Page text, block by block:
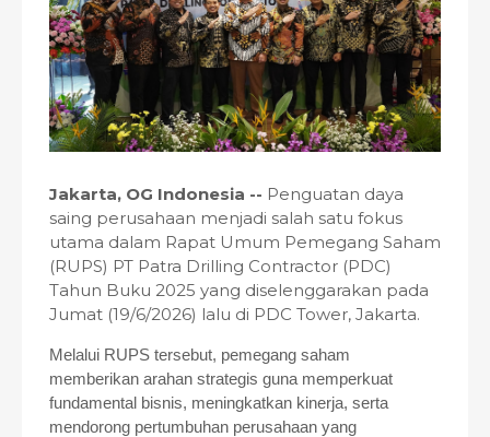
Jakarta, OG Indonesia -- Penguatan daya
saing perusahaan menjadi salah satu fokus
utama dalam Rapat Umum Pemegang Saham
(RUPS) PT Patra Drilling Contractor (PDC)
Tahun Buku 2025 yang diselenggarakan pada
Jumat (19/6/2026) lalu di PDC Tower, Jakarta.
Melalui RUPS tersebut, pemegang saham
memberikan arahan strategis guna memperkuat
fundamental bisnis, meningkatkan kinerja, serta
mendorong pertumbuhan perusahaan yang